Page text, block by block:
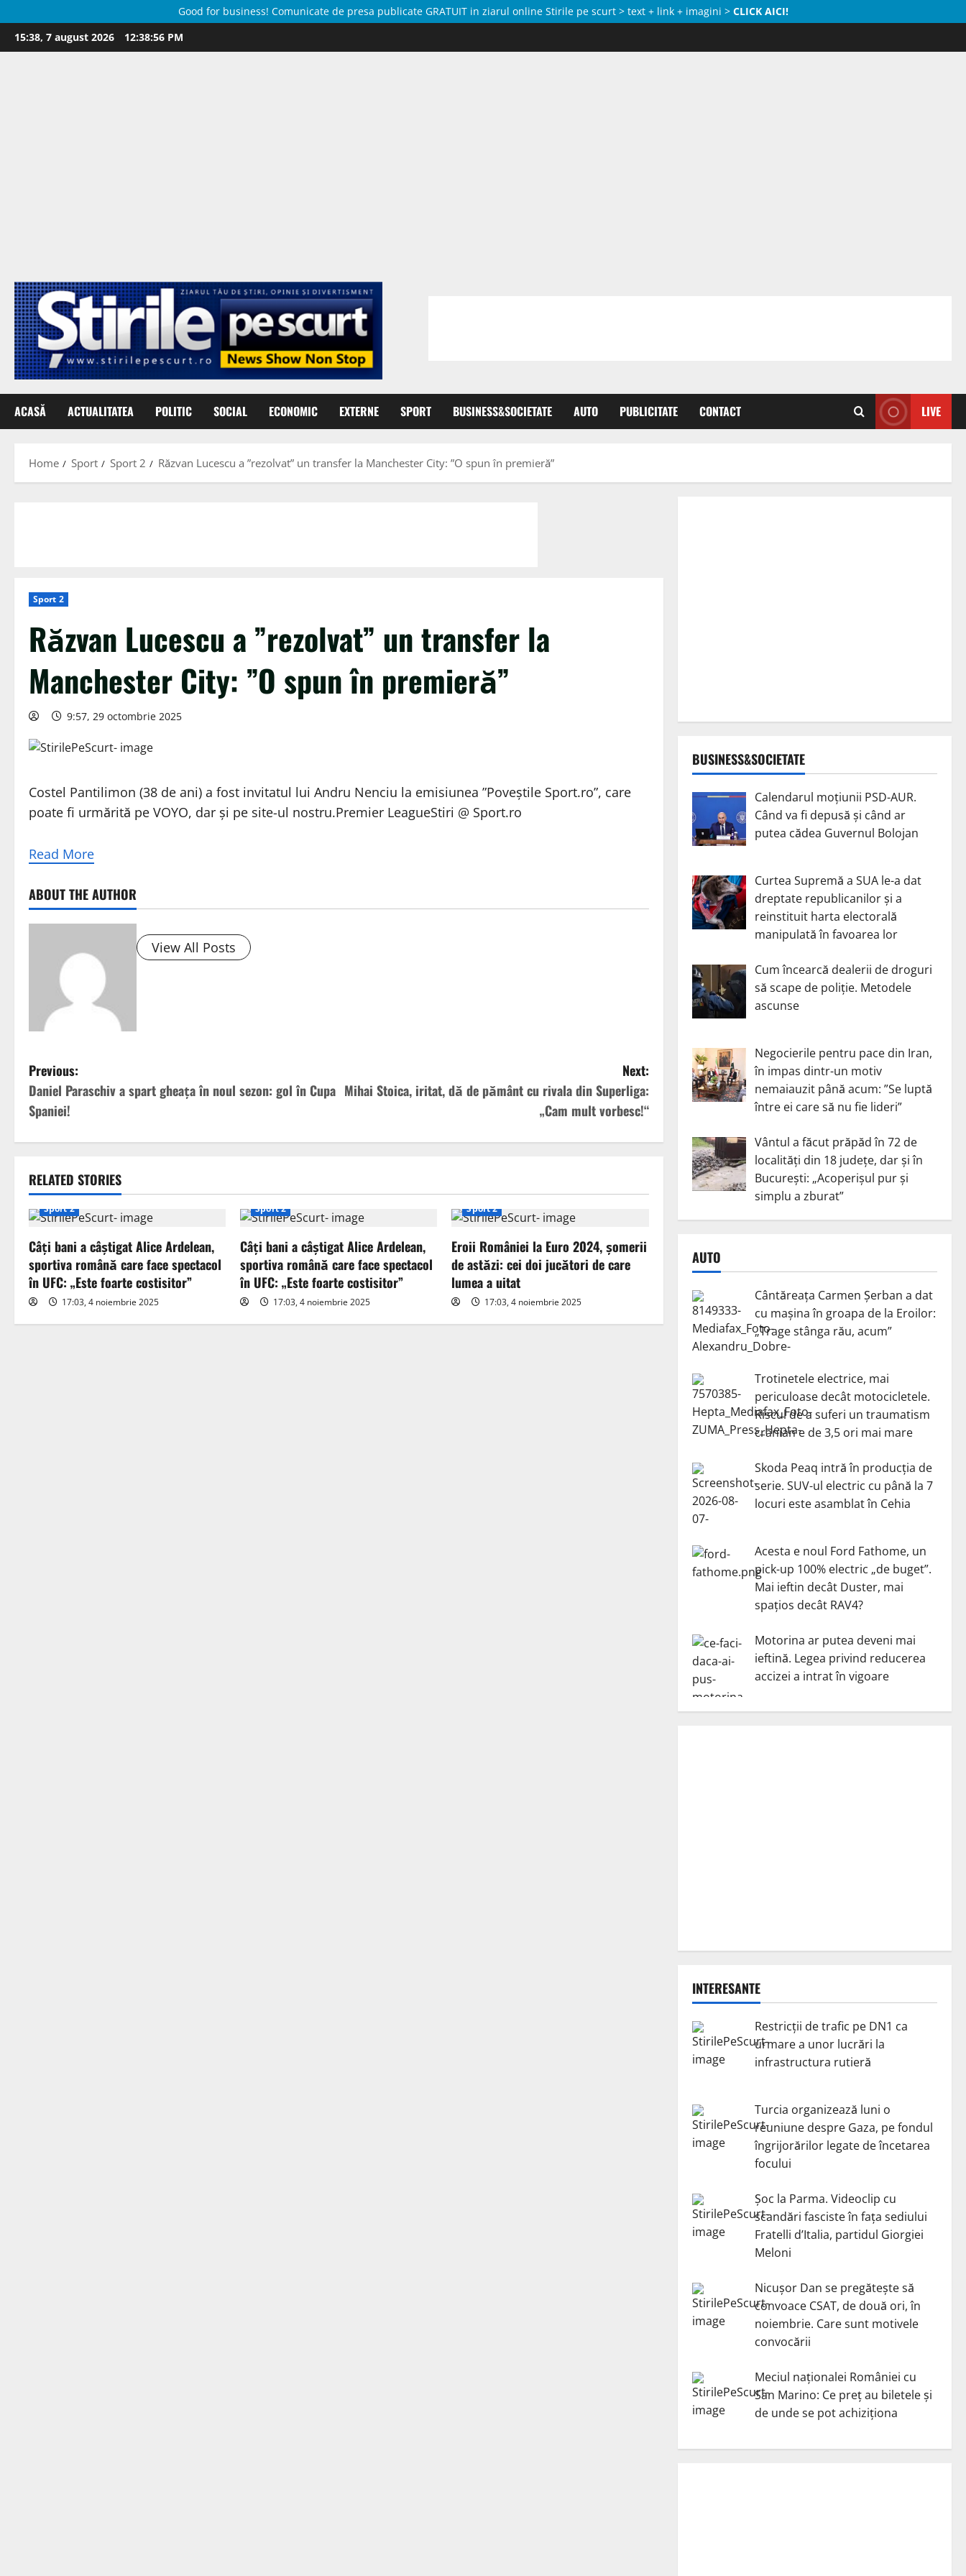
Good for business! Comunicate de presa publicate GRATUIT in ziarul online Stirile pe scurt > text + link + imagini > CLICK AICI!
Skip
to
15:38, 7 august 2026 12:38:57 PM
ACASĂ ACTUALITATEA POLITIC SOCIAL ECONOMIC EXTERNE SPORT BUSINESS&SOCIETATE AUTO PUBLICITATE CONTACT LIVE
Home Sport Sport 2 Răzvan Lucescu a ”rezolvat” un transfer la Manchester City: ”O spun în premieră”
Sport 2
Răzvan Lucescu a ”rezolvat” un transfer la
Manchester City: ”O spun în premieră”
9:57, 29 octombrie 2025
Costel Pantilimon (38 de ani) a fost invitatul lui Andru Nenciu la emisiunea ”Poveștile Sport.ro”, care
poate fi urmărită pe VOYO, dar și pe site-ul nostru.Premier LeagueStiri @ Sport.ro
Read More
ABOUT THE AUTHOR
View All Posts
P
o
s
n
a
v
i
g
Previous:
Daniel Paraschiv a spart gheața în noul sezon: gol în Cupa
Spaniei!
Next:
Mihai Stoica, iritat, dă de pământ cu rivala din Superliga:
„Cam mult vorbesc!“
RELATED STORIES
Sport 2
Câți bani a câștigat Alice Ardelean,
sportiva română care face spectacol
în UFC: „Este foarte costisitor”
17:03, 4 noiembrie 2025
Sport 2
Câți bani a câștigat Alice Ardelean,
sportiva română care face spectacol
în UFC: „Este foarte costisitor”
17:03, 4 noiembrie 2025
Sport 2
Eroii României la Euro 2024, șomerii
de astăzi: cei doi jucători de care
lumea a uitat
17:03, 4 noiembrie 2025
BUSINESS&SOCIETATE
Calendarul moțiunii PSD-AUR.
Când va fi depusă și când ar
putea cădea Guvernul Bolojan
Curtea Supremă a SUA le-a dat
dreptate republicanilor și a
reinstituit harta electorală
manipulată în favoarea lor
Cum încearcă dealerii de droguri
să scape de poliție. Metodele
ascunse
Negocierile pentru pace din Iran,
în impas dintr-un motiv
nemaiauzit până acum: ”Se luptă
între ei care să nu fie lideri”
Vântul a făcut prăpăd în 72 de
localități din 18 județe, dar și în
București: „Acoperișul pur și
simplu a zburat”
AUTO
Cântăreața Carmen Șerban a dat
cu mașina în groapa de la Eroilor:
„Trage stânga rău, acum”
Trotinetele electrice, mai
periculoase decât motocicletele.
Riscul de a suferi un traumatism
cranian e de 3,5 ori mai mare
Skoda Peaq intră în producția de
serie. SUV-ul electric cu până la 7
locuri este asamblat în Cehia
Acesta e noul Ford Fathome, un
pick-up 100% electric „de buget”.
Mai ieftin decât Duster, mai
spațios decât RAV4?
Motorina ar putea deveni mai
ieftină. Legea privind reducerea
accizei a intrat în vigoare
INTERESANTE
Restricții de trafic pe DN1 ca
urmare a unor lucrări la
infrastructura rutieră
Turcia organizează luni o
reuniune despre Gaza, pe fondul
îngrijorărilor legate de încetarea
focului
Șoc la Parma. Videoclip cu
scandări fasciste în fața sediului
Fratelli d’Italia, partidul Giorgiei
Meloni
Nicuşor Dan se pregăteşte să
convoace CSAT, de două ori, în
noiembrie. Care sunt motivele
convocării
Meciul naționalei României cu
San Marino: Ce preț au biletele și
de unde se pot achiziționa